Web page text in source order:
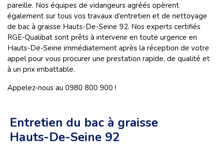
pareille. Nos équipes de vidangeurs agréés opèrent
également sur tous vos travaux d’entretien et de nettoyage
de bac à graisse Hauts-De-Seine 92. Nos experts certifiés
RGE-Qualibat sont prêts à intervenir en toute urgence en
Hauts-De-Seine immédiatement après la réception de votre
appel pour vous procurer une prestation rapide, de qualité et
à un prix imbattable.
Appelez-nous au 0980 800 900 !
Entretien du bac à graisse
Hauts-De-Seine 92